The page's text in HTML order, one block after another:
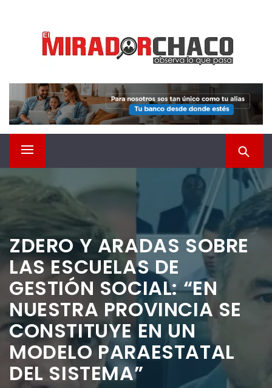
contenido
EL MIRADOR CHACO
Observá lo que pasa
Menú
ZDERO Y ARADAS SOBRE
LAS ESCUELAS DE
GESTIÓN SOCIAL: “EN
NUESTRA PROVINCIA SE
CONSTITUYE EN UN
MODELO PARAESTATAL
DEL SISTEMA”